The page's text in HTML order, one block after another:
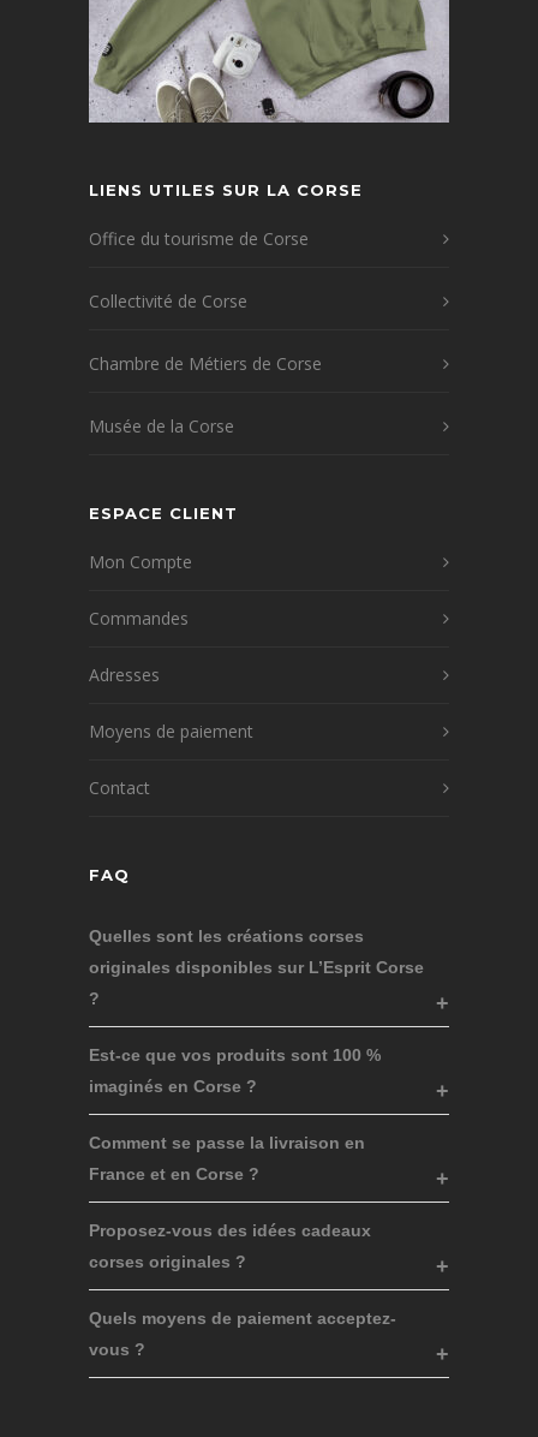
LIENS UTILES SUR LA CORSE
Office du tourisme de Corse
Collectivité de Corse
Chambre de Métiers de Corse
Musée de la Corse
ESPACE CLIENT
Mon Compte
Commandes
Adresses
Moyens de paiement
Contact
FAQ
Quelles sont les créations corses
originales disponibles sur L’Esprit Corse
?
Est-ce que vos produits sont 100 %
imaginés en Corse ?
Comment se passe la livraison en
France et en Corse ?
Proposez-vous des idées cadeaux
corses originales ?
Quels moyens de paiement acceptez-
vous ?